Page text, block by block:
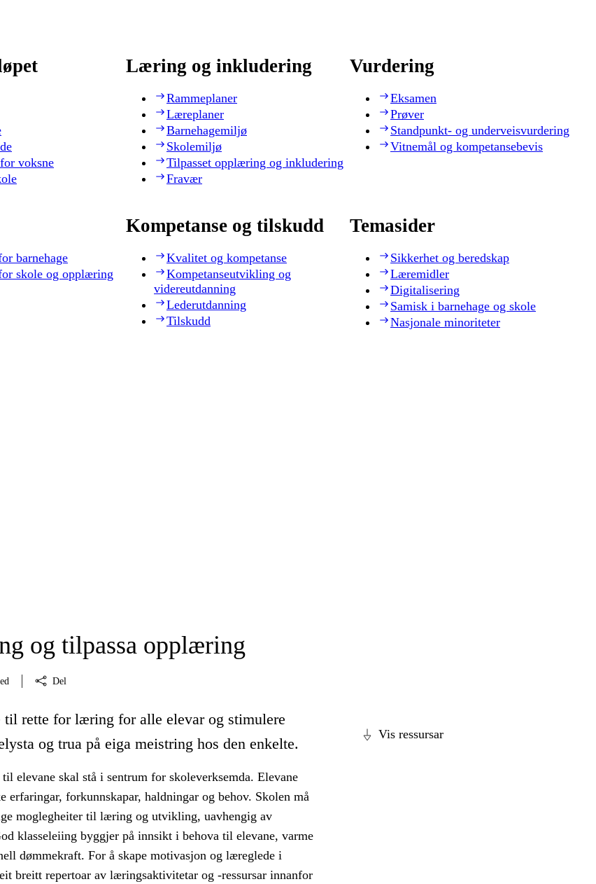
voksne
Læring og inkludering
Rammeplaner
Læreplaner
Barnehagemiljø
Skolemiljø
Tilpasset opplæring og inkludering
Fravær
Vurdering
Eksamen
Prøver
Standpunkt- og underveisvurdering
Vitnemål og kompetansebevis
barnehage
skole og opplæring
Kompetanse og tilskudd
Kvalitet og kompetanse
Kompetanseutvikling og
videreutdanning
Lederutdanning
Tilskudd
Temasider
Sikkerhet og beredskap
Læremidler
Digitalisering
Samisk i barnehage og skole
Nasjonale minoriteter
og tilpassa opplæring
Del
Vis ressursar
til rette for læring for alle elevar og stimulere
og trua på eiga meistring hos den enkelte.
elevane skal stå i sentrum for skoleverksemda. Elevane
erfaringar, forkunnskapar, haldningar og behov. Skolen må
moglegheiter til læring og utvikling, uavhengig av
klasseleiing byggjer på innsikt i behova til elevane, varme
dømmekraft. For å skape motivasjon og læreglede i
breitt repertoar av læringsaktivitetar og -ressursar innanfor